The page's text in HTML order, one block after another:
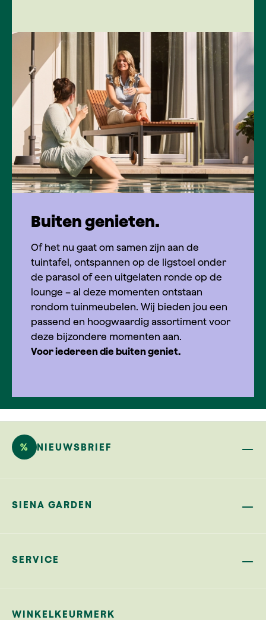
Buiten genieten.
Of het nu gaat om samen zijn aan de
tuintafel, ontspannen op de ligstoel onder
de parasol of een uitgelaten ronde op de
lounge – al deze momenten ontstaan
rondom tuinmeubelen. Wij bieden jou een
passend en hoogwaardig assortiment voor
deze bijzondere momenten aan.
Voor iedereen die buiten geniet.
% NIEUWSBRIEF
SIENA GARDEN
SERVICE
WINKELKEURMERK